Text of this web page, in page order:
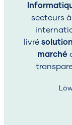
PyTorch)
Systèmes
Algorithmes
Traitement
secteurs
livré
marché